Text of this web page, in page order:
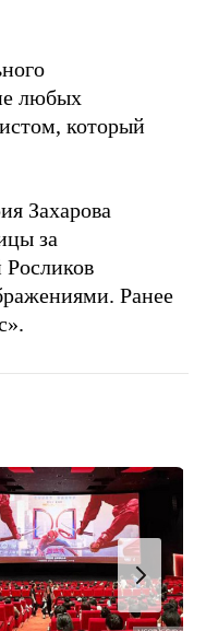
любых
который
Захарова
за
Ранее